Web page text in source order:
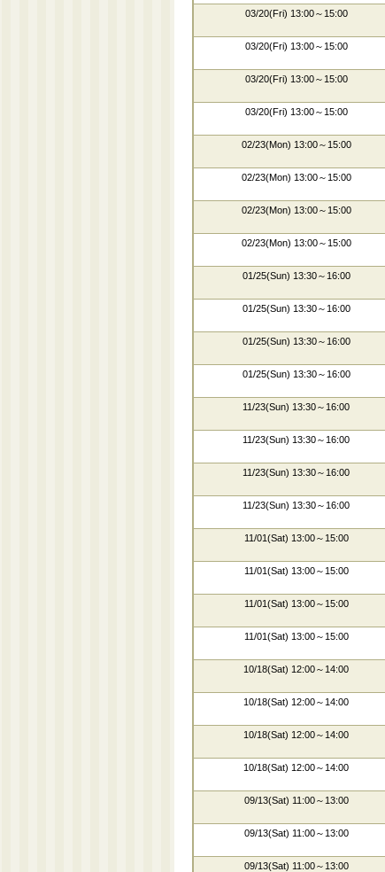
03/20(Fri) 13:00～15:00
03/20(Fri) 13:00～15:00
03/20(Fri) 13:00～15:00
03/20(Fri) 13:00～15:00
02/23(Mon) 13:00～15:00
02/23(Mon) 13:00～15:00
02/23(Mon) 13:00～15:00
02/23(Mon) 13:00～15:00
01/25(Sun) 13:30～16:00
01/25(Sun) 13:30～16:00
01/25(Sun) 13:30～16:00
01/25(Sun) 13:30～16:00
11/23(Sun) 13:30～16:00
11/23(Sun) 13:30～16:00
11/23(Sun) 13:30～16:00
11/23(Sun) 13:30～16:00
11/01(Sat) 13:00～15:00
11/01(Sat) 13:00～15:00
11/01(Sat) 13:00～15:00
11/01(Sat) 13:00～15:00
10/18(Sat) 12:00～14:00
10/18(Sat) 12:00～14:00
10/18(Sat) 12:00～14:00
10/18(Sat) 12:00～14:00
09/13(Sat) 11:00～13:00
09/13(Sat) 11:00～13:00
09/13(Sat) 11:00～13:00